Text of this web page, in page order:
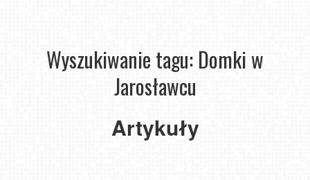
Wyszukiwanie tagu: Domki w
Jarosławcu
Artykuły